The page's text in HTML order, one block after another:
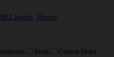
IBU Jewels, Ringen
Bindi
Cereria Molla